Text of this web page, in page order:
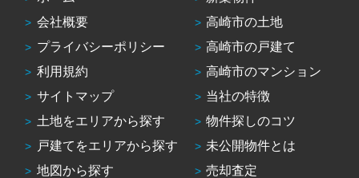
会社概要
プライバシーポリシー
利用規約
サイトマップ
土地をエリアから探す
戸建てをエリアから探す
地図から探す
高崎市の土地
高崎市の戸建て
高崎市のマンション
当社の特徴
物件探しのコツ
未公開物件とは
売却査定